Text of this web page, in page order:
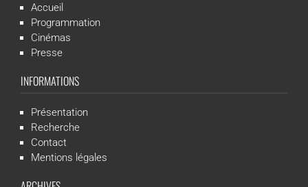
Accueil
Programmation
Cinémas
Presse
INFORMATIONS
Présentation
Recherche
Contact
Mentions légales